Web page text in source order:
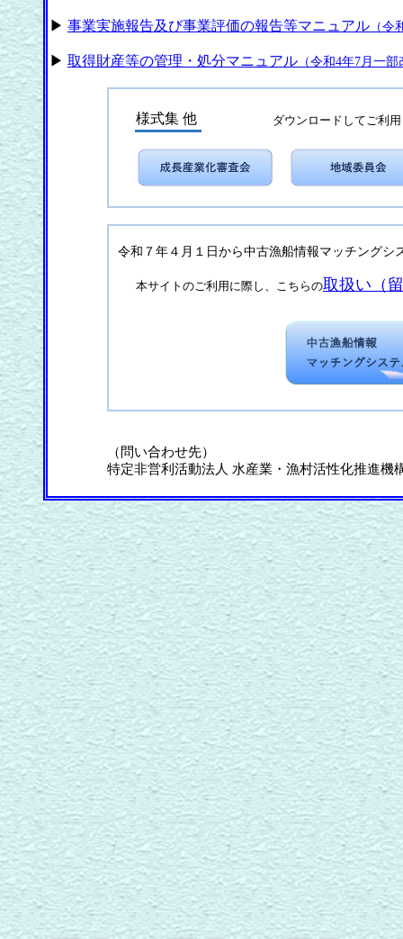
▶ 事業実施報告及び事業評価の報告等マニュアル （令
▶ 取得財産等の管理・処分マニュアル （令和4年7月一
様式集 他 ダウンロードしてご利
令和７年４月１日から中古漁船情報マッチングシ
本サイトのご利用に際し、こちらの取扱い（
（問い合わせ先）
特定非営利活動法人 水産業・漁村活性化推進機